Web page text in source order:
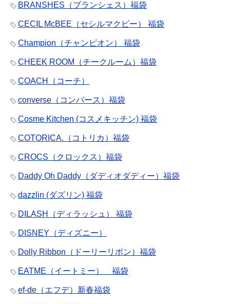
BRANSHES（ブランシェス）福袋
CECIL McBEE（セシルマクビー） 福袋
Champion（チャンピオン） 福袋
CHEEK ROOM（チークルーム）福袋
COACH（コーチ）
converse（コンバース）福袋
Cosme Kitchen (コスメキッチン) 福袋
COTORICA.（コトリカ）福袋
CROCS（クロックス）福袋
Daddy Oh Daddy（ダディオダディー）福袋
dazzlin (ダズリン) 福袋
DILASH（ディラッシュ） 福袋
DISNEY（ディズニー）
Dolly Ribbon（ドーリーリボン）福袋
EATME（イートミー） 福袋
ef-de（エフデ）新春福袋